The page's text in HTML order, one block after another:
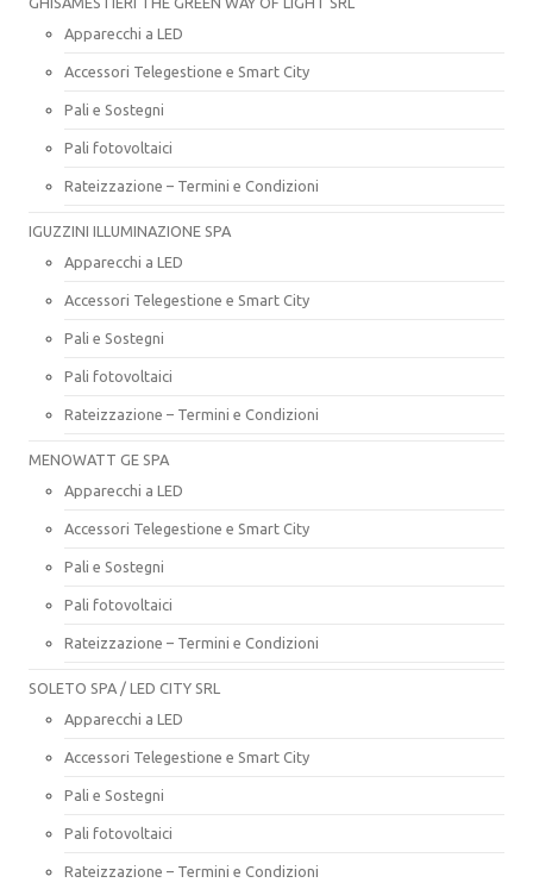
Apparecchi a LED
Accessori Telegestione e Smart City
Pali e Sostegni
Pali fotovoltaici
Rateizzazione – Termini e Condizioni
IGUZZINI ILLUMINAZIONE SPA
Apparecchi a LED
Accessori Telegestione e Smart City
Pali e Sostegni
Pali fotovoltaici
Rateizzazione – Termini e Condizioni
MENOWATT GE SPA
Apparecchi a LED
Accessori Telegestione e Smart City
Pali e Sostegni
Pali fotovoltaici
Rateizzazione – Termini e Condizioni
SOLETO SPA / LED CITY SRL
Apparecchi a LED
Accessori Telegestione e Smart City
Pali e Sostegni
Pali fotovoltaici
Rateizzazione – Termini e Condizioni